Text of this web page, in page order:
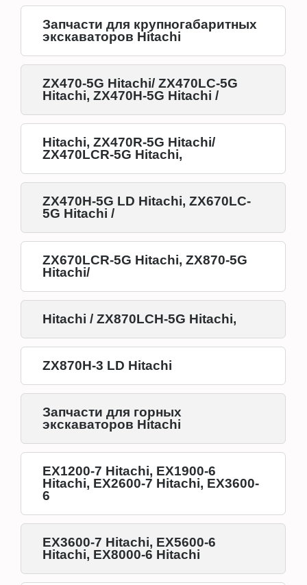
Запчасти для крупногабаритных
экскаваторов Hitachi
ZX470-5G Hitachi/ ZX470LC-5G
Hitachi, ZX470H-5G Hitachi /
Hitachi, ZX470R-5G Hitachi/
ZX470LCR-5G Hitachi,
ZX470H-5G LD Hitachi, ZX670LC-
5G Hitachi /
ZX670LCR-5G Hitachi, ZX870-5G
Hitachi/
Hitachi / ZX870LCH-5G Hitachi,
ZX870H-3 LD Hitachi
Запчасти для горных
экскаваторов Hitachi
EX1200-7 Hitachi, EX1900-6
Hitachi, EX2600-7 Hitachi, EX3600-
6
EX3600-7 Hitachi, EX5600-6
Hitachi, EX8000-6 Hitachi